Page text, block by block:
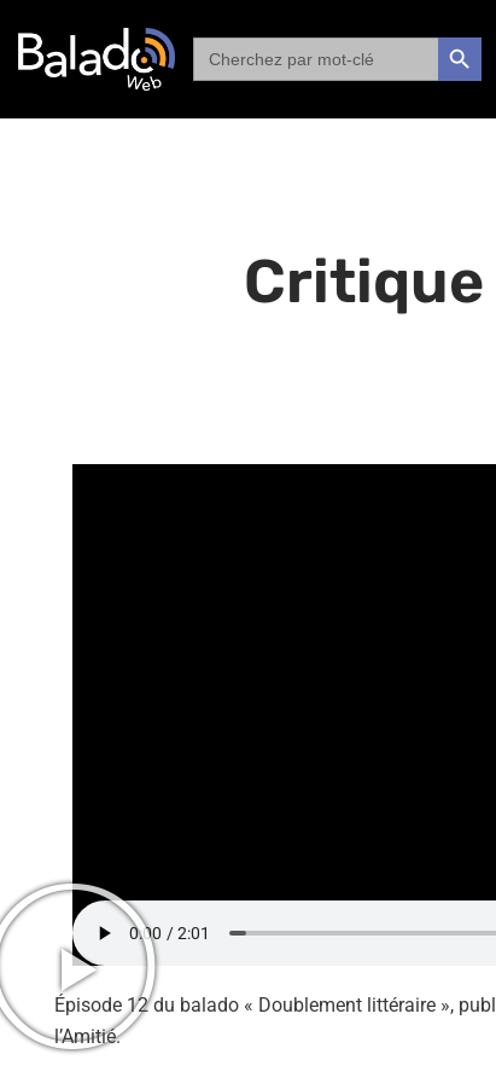
Search
for:
SEARCH
Épisode 12 du balado « Doublement littéraire »,
l’Amitié.